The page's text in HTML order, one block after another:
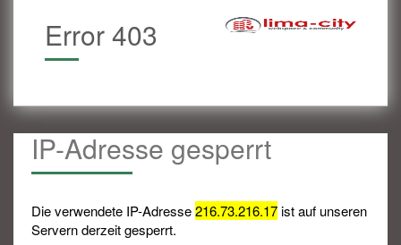
Error 403
IP-Adresse gesperrt
Die verwendete IP-Adresse216.73.216.17ist auf unseren
Servern derzeit gesperrt.